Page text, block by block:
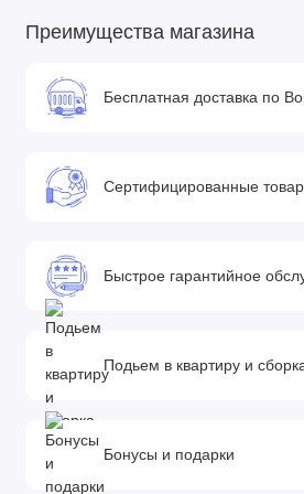
раскладывания.
максимальной нагрузкой 3 кг.
фиксации. Все колёса быстросъемные.
Комплектация
• Рама коляски
• Колёса
• Люлька с матрасиком
• Чехол на ножки в люльку
• Реверсивный прогулочный блок
• Бампер для прогулочного блока
Преимущества магазина
Бесплатная доставка по
Сертифицированные
Быстрое гарантийное
Подьем в квартиру и
Бонусы и подарки